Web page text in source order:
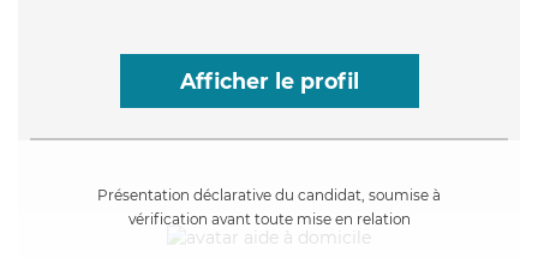
Afficher le profil
Présentation déclarative du candidat, soumise à
vérification avant toute mise en relation